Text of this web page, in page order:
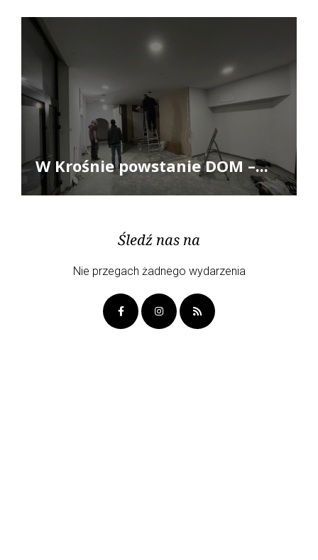
W Krośnie powstanie DOM –...
Śledź nas na
Nie przegach żadnego wydarzenia